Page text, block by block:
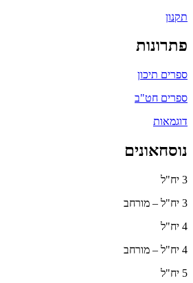
תקנון
פתרונות
ספרים תיכון
ספרים חט"ב
דוגמאות
נוסחאונים
3 יח"ל
3 יח"ל – מורחב
4 יח"ל
4 יח"ל – מורחב
5 יח"ל